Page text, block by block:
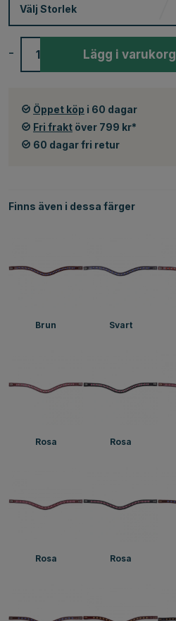
Välj Storlek
- Lägg i varukorg
Öppet köp i 60 dagar
Fri frakt över 799 kr*
60 dagar fri retur
Finns även i dessa färger
Brun Svart
Rosa Rosa
Rosa Rosa